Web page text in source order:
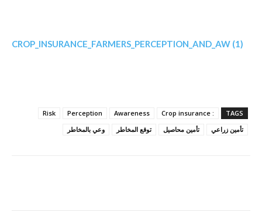
CROP_INSURANCE_FARMERS_PERCEPTION_AND_AW (1)
TAGS
: Crop insurance
Awareness
Perception
Risk
تأمين زراعي
تأمين محاصيل توقع المخاطر وعي بالمخاطر